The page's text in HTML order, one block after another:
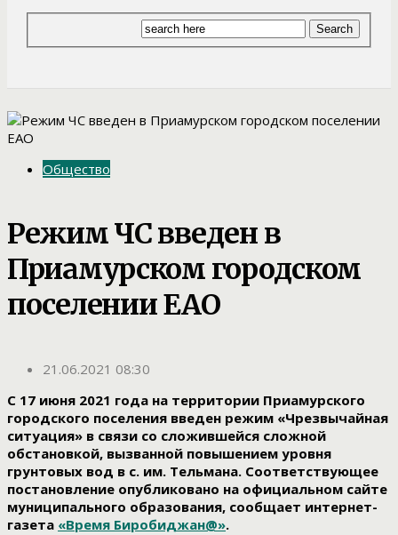
Общество
Режим ЧС введен в
Приамурском городском
поселении ЕАО
21.06.2021 08:30
С 17 июня 2021 года на территории Приамурского
городского поселения введен режим «Чрезвычайная
ситуация» в связи со сложившейся сложной
обстановкой, вызванной повышением уровня
грунтовых вод в с. им. Тельмана. Соответствующее
постановление опубликовано на официальном сайте
муниципального образования, сообщает интернет-
газета «Время Биробиджан@».